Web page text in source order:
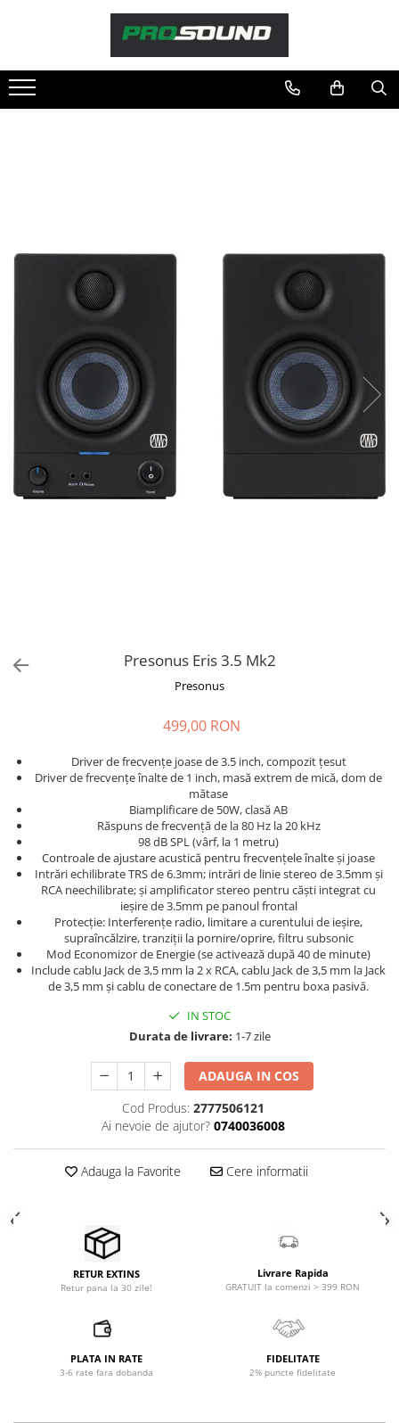
Sonorizare / PA
Mixere audio
Monitorizare In-Ear
Pickup-uri, platane & accesorii
Playere si Recordere
Procesoare si efecte
Shockmount
Stabilizatoare de tensiune UPS si
Power Conditioner
Unelte Audio
Microfoane
Accesorii de microfoane
Microfoane de Suprafata
Microfoane lavaliera si headset
Android
Microfoane pt Camere Video
Microfoane pt instalatii si
conferinta
Microfoane Ribbon
Microfoane stereo
Microfoane Suspendabile
Microfoane wireless si sisteme
Stative de microfon
Studio si inregistrari
Accesorii de microfoane
Accesorii echipamente de studio
Controllere MIDI - USB DAW
Controllere monitoare de studio
Convertoare AD/DA
Interfete audio
Interfete MIDI si Cabluri Midi-USB
Monitoare de studio
Preamplificatoare
Protectii antifonice pentru urechi
Recordere de studio
Recordere portabile
Presonus Eris 3.5 Mk2
Presonus
499,00 RON
Driver de frecvențe joase de 3.5 inch, compozit țesut
Driver de frecvențe înalte de 1 inch, masă extrem de mică, dom de
mătase
Biamplificare de 50W, clasă AB
Răspuns de frecvență de la 80 Hz la 20 kHz
98 dB SPL (vârf, la 1 metru)
Controale de ajustare acustică pentru frecvențele înalte și joase
Intrări echilibrate TRS de 6.3mm; intrări de linie stereo de 3.5mm și
RCA neechilibrate; și amplificator stereo pentru căști integrat cu
ieșire de 3.5mm pe panoul frontal
Protecție: Interferențe radio, limitare a curentului de ieșire,
supraîncălzire, tranziții la pornire/oprire, filtru subsonic
Mod Economizor de Energie (se activează după 40 de minute)
Include cablu Jack de 3,5 mm la 2 x RCA, cablu Jack de 3,5 mm la Jack
de 3,5 mm și cablu de conectare de 1.5m pentru boxa pasivă.
IN STOC
Durata de livrare: 1-7 zile
ADAUGA IN COS
Cod Produs: 2777506121
Ai nevoie de ajutor? 0740036008
Adauga la Favorite Cere informatii
RETUR EXTINS
Retur pana la 30 zile!
Livrare Rapida
GRATUIT la comenzi > 399 RON
PLATA IN RATE
3-6 rate fara dobanda
FIDELITATE
2% puncte fidelitate